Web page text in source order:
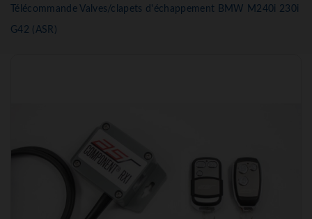
Télécommande Valves/clapets d'échappement BMW M240i 230i
G42 (ASR)